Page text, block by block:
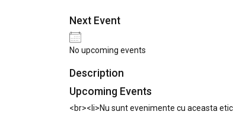
Next Event
No upcoming events
Description
Upcoming Events
<br><li>Nu sunt evenimente cu aceasta